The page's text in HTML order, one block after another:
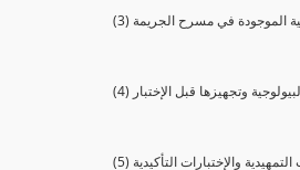
الموجودة في مسرح الجريمة
وتجهيزها قبل الإختبار
والإختبارات التأكيدية